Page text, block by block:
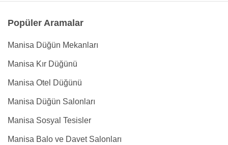
Popüler Aramalar
Manisa Düğün Mekanları
Manisa Kır Düğünü
Manisa Otel Düğünü
Manisa Düğün Salonları
Manisa Sosyal Tesisler
Manisa Balo ve Davet Salonları